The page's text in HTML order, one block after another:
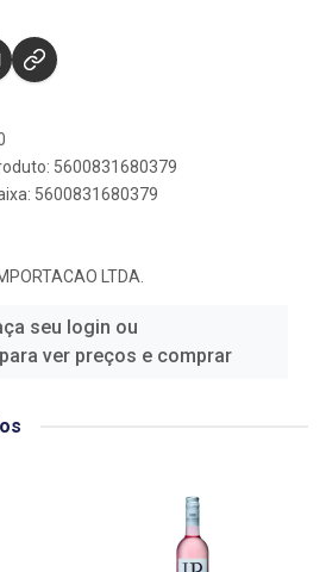
5600831680379
5600831680379
LTDA.
seu login ou
ver preços e comprar